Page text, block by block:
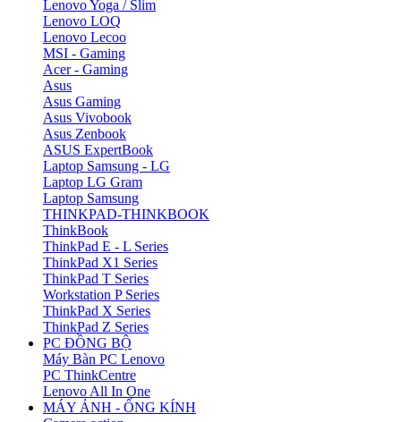
Lenovo Yoga / Slim
Lenovo LOQ
Lenovo Lecoo
MSI - Gaming
Acer - Gaming
Asus
Asus Gaming
Asus Vivobook
Asus Zenbook
ASUS ExpertBook
Laptop Samsung - LG
Laptop LG Gram
Laptop Samsung
THINKPAD-THINKBOOK
ThinkBook
ThinkPad E - L Series
ThinkPad X1 Series
ThinkPad T Series
Workstation P Series
ThinkPad X Series
ThinkPad Z Series
PC ĐỒNG BỘ
Máy Bàn PC Lenovo
PC ThinkCentre
Lenovo All In One
MÁY ẢNH - ỐNG KÍNH